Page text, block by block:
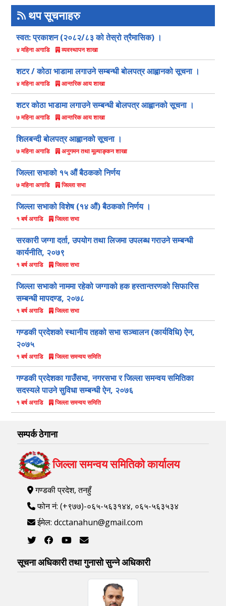
थप सूचनाहरु
स्वत: प्रकाशन (२०८२/८३ को तेस्रो त्रैमासिक) ।
४ महिना अगाडि व्यवस्थापन शाखा
शटर / कोठा भाडामा लगाउने सम्बन्धी बोलपत्र आह्वानको सूचना ।
४ महिना अगाडि आन्तरिक आय शाखा
शटर कोठा भाडामा लगाउने सम्बन्धी बोलपत्र आह्वानको सूचना ।
७ महिना अगाडि आन्तरिक आय शाखा
शिलबन्दी बोलपत्र आह्वानको सूचना ।
७ महिना अगाडि अनुगमन तथा मूल्याङ्कन शाखा
जिल्ला सभाको १५ औं बैठकको निर्णय
७ महिना अगाडि जिल्ला सभा
जिल्ला सभाको विशेष (१४ औं) बैठकको निर्णय ।
१ बर्ष अगाडि जिल्ला सभा
सरकारी जग्गा दर्ता, उपयोग तथा लिजमा उपलब्ध गराउने सम्बन्धी
कार्यनीति, २०७९
१ बर्ष अगाडि जिल्ला सभा
जिल्ला सभाको नाममा रहेको जग्गाको हक हस्तान्तरणको सिफारिस
सम्बन्धी मापदण्ड, २०७८
१ बर्ष अगाडि जिल्ला सभा
गण्डकी प्रदेशको स्थानीय तहको सभा सञ्चालन (कार्यविधि) ऐन,
२०७५
१ बर्ष अगाडि जिल्ला समन्वय समिति
गण्डकी प्रदेशका गाउँसभा, नगरसभा र जिल्ला समन्वय समितिका
सदस्यले पाउने सुविधा सम्बन्धी ऐन, २०७६
१ बर्ष अगाडि जिल्ला समन्वय समिति
सम्पर्क ठेगाना
जिल्ला समन्वय समितिको कार्यालय
गण्डकी प्रदेश, तनहुँ
फोन नं: (+९७७)-०६५-५६३१४४, ०६५-५६३५३४
ईमेल: dcctanahun@gmail.com
सूचना अधिकारी तथा गुनासो सुन्‍ने अधिकारी